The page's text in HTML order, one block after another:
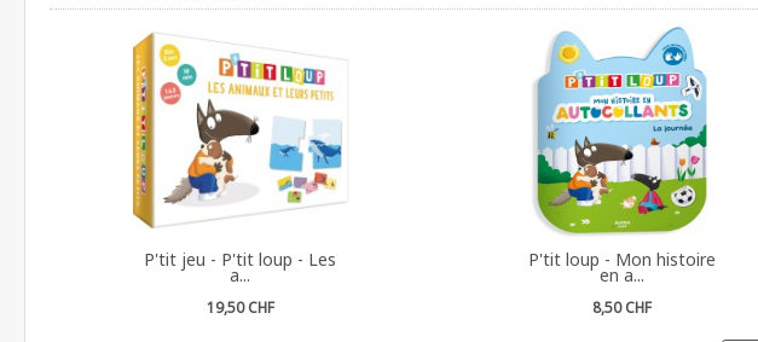
P'tit jeu - P'tit loup - Les
a...
19,50 CHF
P'tit loup - Mon histoire
en a...
8,50 CHF